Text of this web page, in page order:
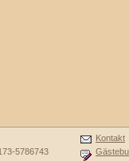
5786743
Kontakt